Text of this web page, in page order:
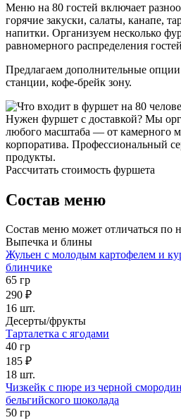
Меню на 80 гостей включает
горячие закуски, салаты, канапе,
напитки. Организуем несколько
равномерного распределения
Предлагаем дополнительные
станции, кофе-брейк зону.
Нужен фуршет с доставкой? Мы
любого масштаба — от камерного
корпоратива. Профессиональный
продукты.
Рассчитать стоимость фуршета
Состав меню
Состав меню может отличаться по
Выпечка и блины
Жульен с молодым картофелем и
блинчике
65 гр
290 ₽
16 шт.
Десерты/фрукты
Тарталетка с ягодами
40 гр
185 ₽
18 шт.
Чизкейк с пюре из черной
бельгийского шоколада
50 гр